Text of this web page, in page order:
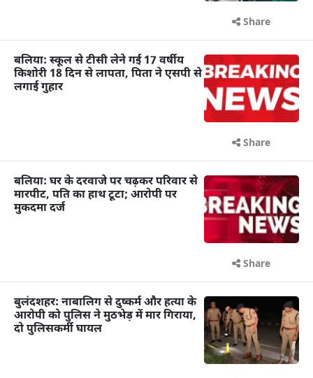
Share
बलिया: स्कूल से टीसी लेने गई 17 वर्षीय
किशोरी 18 दिन से लापता, पिता ने एसपी से
लगाई गुहार
Share
बलिया: घर के दरवाजे पर चढ़कर परिवार से
मारपीट, पति का हाथ टूटा; आरोपी पर
मुकदमा दर्ज
Share
बुलंदशहर: नाबालिग से दुष्कर्म और हत्या के
आरोपी को पुलिस ने मुठभेड़ में मार गिराया,
दो पुलिसकर्मी घायल